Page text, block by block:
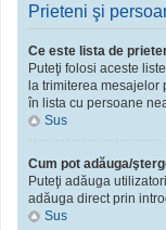
Prieteni şi
Ce este lista de
Puteţi folosi aceste
la trimiterea
în lista cu persoane
Sus
Cum pot adăuga/
Puteţi adăuga
adăuga direct prin
Sus